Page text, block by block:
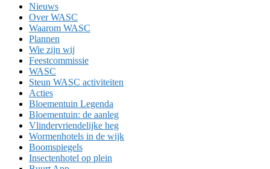
Nieuws
Over WASC
Waarom WASC
Plannen
Wie zijn wij
Feestcommissie
WASC
Steun WASC activiteiten
Acties
Bloementuin Legenda
Bloementuin: de aanleg
Vlindervriendelijke heg
Wormenhotels in de wijk
Boomspiegels
Insectenhotel op plein